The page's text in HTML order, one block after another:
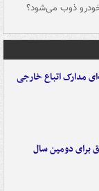
ذوب می‌شود؟
مدارک اتباع خارجی
برای دومین سال